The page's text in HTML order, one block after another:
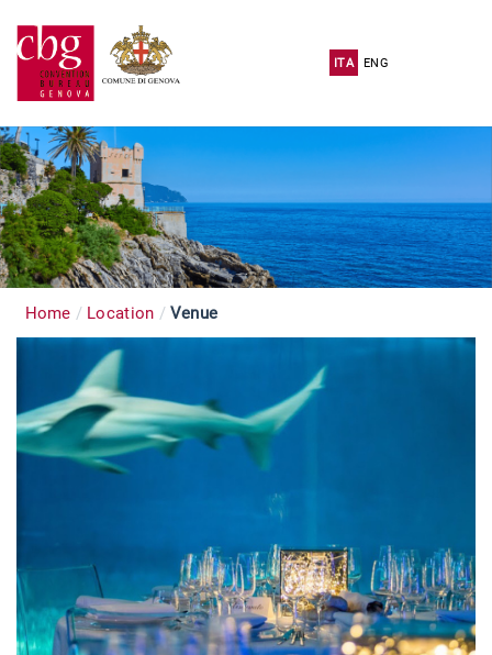
ITA ENG
Home Location Venue